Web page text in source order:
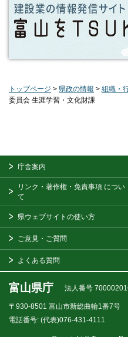
トップページ > 県政の情報 > 組織・
委員会 生涯学習・文化財課
庁舎案内
リンク・著作権・免責事項 につい
て
県ウェブサイトの使い方
ご意見・ご質問
よくある質問
富山県庁 法人番号
〒930-8501 富山市新総曲輪1番7号
電話番号: (代表)076-431-4111